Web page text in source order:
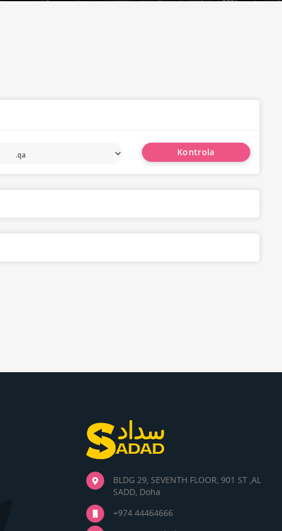
Kontrola
BLDG 29, SEVENTH FLOOR, 901 ST ,AL
SADD, Doha
+974 44464666